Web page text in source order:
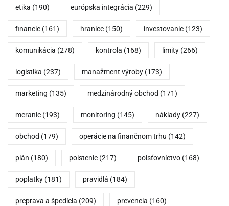
etika (190) európska integrácia (229)
financie (161) hranice (150) investovanie (123)
komunikácia (278) kontrola (168) limity (266)
logistika (237) manažment výroby (173)
marketing (135) medzinárodný obchod (171)
meranie (193) monitoring (145) náklady (227)
obchod (179) operácie na finančnom trhu (142)
plán (180) poistenie (217) poisťovníctvo (168)
poplatky (181) pravidlá (184)
preprava a špedícia (209) prevencia (160)